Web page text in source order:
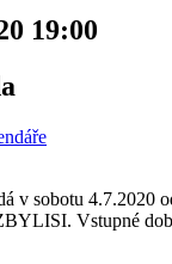
19:00
v sobotu 4.7.2020
Vstupné